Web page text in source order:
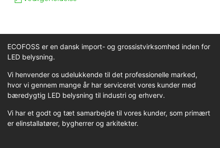
ECOFOSS er en dansk import- og grossistvirksomhed inden for
LED belysning.
Vi henvender os udelukkende til det professionelle marked,
hvor vi gennem mange år har serviceret vores kunder med
bæredygtig LED belysning til industri og erhverv.
Vi har et godt og tæt samarbejde til vores kunder, som primært
er elinstallatører, bygherrer og arkitekter.